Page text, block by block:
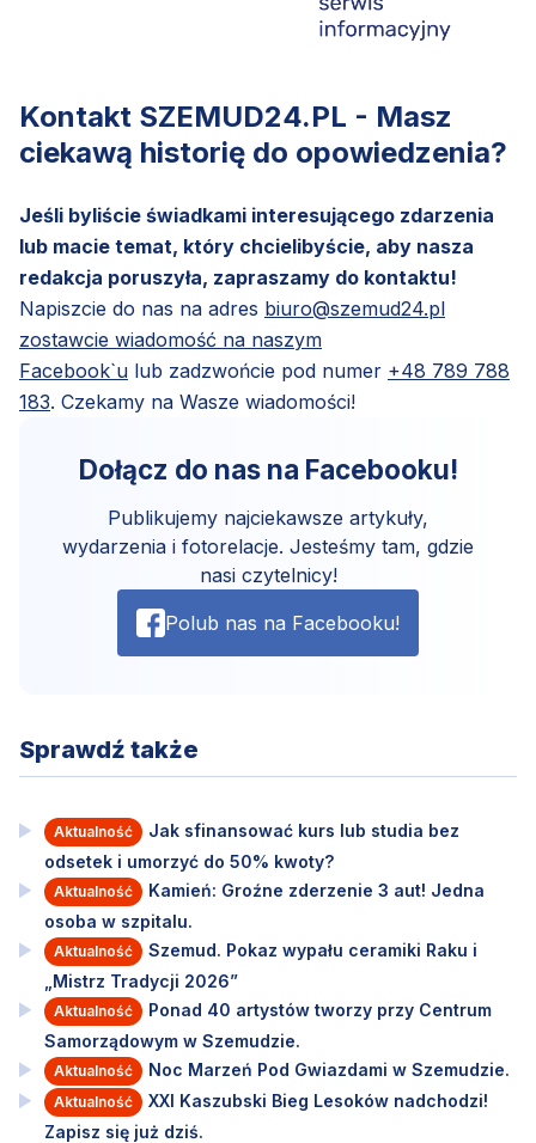
Kontakt SZEMUD24.PL - Masz
ciekawą historię do opowiedzenia?
Jeśli byliście świadkami interesującego zdarzenia
lub macie temat, który chcielibyście, aby nasza
redakcja poruszyła, zapraszamy do kontaktu!
Napiszcie do nas na adres biuro@szemud24.pl
zostawcie wiadomość na naszym
Facebook`u lub zadzwońcie pod numer +48 789 788
183. Czekamy na Wasze wiadomości!
Dołącz do nas na Facebooku!
Publikujemy najciekawsze artykuły,
wydarzenia i fotorelacje. Jesteśmy tam, gdzie
nasi czytelnicy!
Polub nas na Facebooku!
Sprawdź także
Aktualność
Jak sfinansować kurs lub studia bez
odsetek i umorzyć do 50% kwoty?
Aktualność
Kamień: Groźne zderzenie 3 aut! Jedna
osoba w szpitalu.
Aktualność
Szemud. Pokaz wypału ceramiki Raku i
„Mistrz Tradycji 2026”
Aktualność
Ponad 40 artystów tworzy przy Centrum
Samorządowym w Szemudzie.
Aktualność Noc Marzeń Pod Gwiazdami w Szemudzie.
Aktualność
XXI Kaszubski Bieg Lesoków nadchodzi!
Zapisz się już dziś.